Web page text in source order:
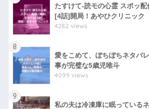
たすけて-読モの心霊 スポッ
[4話]開局！あやひクリニック
4282 views
8
愛をこめて、ぼちぼちネタバ
事が完璧な5歳児唯斗
4099 views
9
私の夫は冷凍庫に眠っている